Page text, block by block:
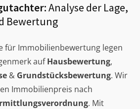
Analyse der Lage,
Bewertung
für Immobilienbewertung legen
aufHausbewertung,
& Grundstücksbewertung. Wir
Immobilienpreis nach
. Mit